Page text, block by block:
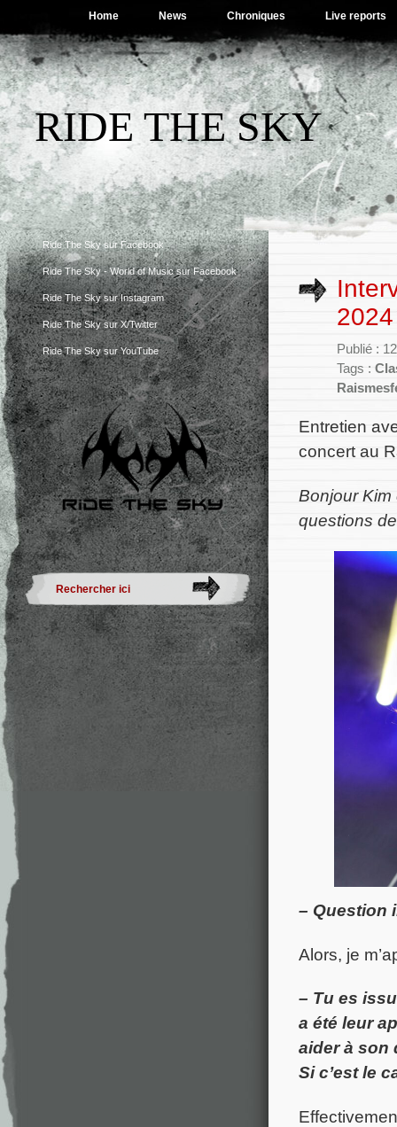
Home News Chroniques Live reports
RIDE THE SKY
Ride The Sky sur Facebook
Ride The Sky - World of Music sur Facebook
Ride The Sky sur Instagram
Ride The Sky sur X/Twitter
Ride The Sky sur YouTube
2024
Publié :
Tags :
Entretien
concert au
Bonjour
questions
– Question
Alors, je
– Tu es
a été leur
aider à son
Si c’est le